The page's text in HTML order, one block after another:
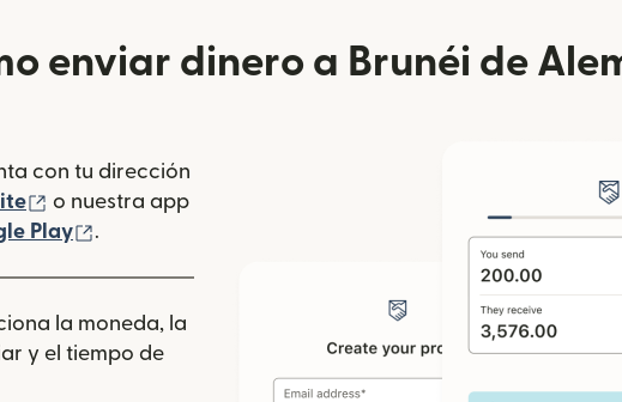
enviar dinero a Brunéi de
con tu dirección
(se abre en una ventana nueva)
o nuestra app
una ventana nueva)
Play .
la moneda, la
y el tiempo de